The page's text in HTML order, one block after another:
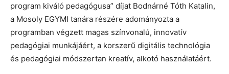
program kiváló pedagógusa” díjat Bodnárné Tóth Katalin,
a Mosoly EGYMI tanára részére adományozta a
programban végzett magas színvonalú, innovatív
pedagógiai munkájáért, a korszerű digitális technológia
és pedagógiai módszertan kreatív, alkotó használatáért.